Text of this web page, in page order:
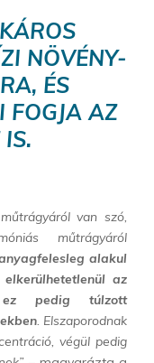
NÖVÉNY-
ÉS
FOGJA AZ
IS.
van szó,
műtrágyáról
alakul
az
ez pedig túlzott
. Elszaporodnak
végül pedig